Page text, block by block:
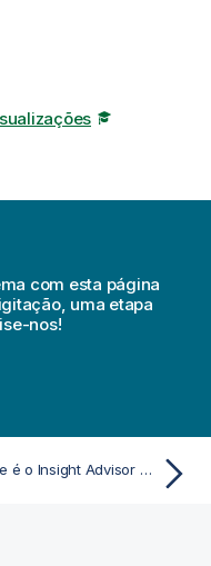
com esta página
uma etapa
nos!
O que é o Insight Advisor e a lógica comercial?